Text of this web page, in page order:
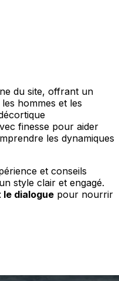
du site, offrant un
hommes et les
finesse pour aider
les dynamiques
et conseils
style clair et engagé.
dialogue pour nourrir